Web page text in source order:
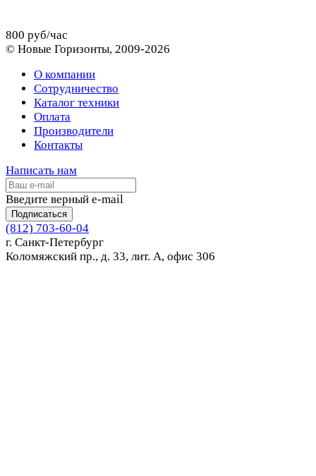
800 руб/час
© Новые Горизонты, 2009-2026
О компании
Сотрудничество
Каталог техники
Оплата
Производители
Контакты
Написать нам
Введите верный e-mail
Подписаться
(812) 703-60-04
г. Санкт-Петербург
Коломяжский пр., д. 33, лит. А, офис 306